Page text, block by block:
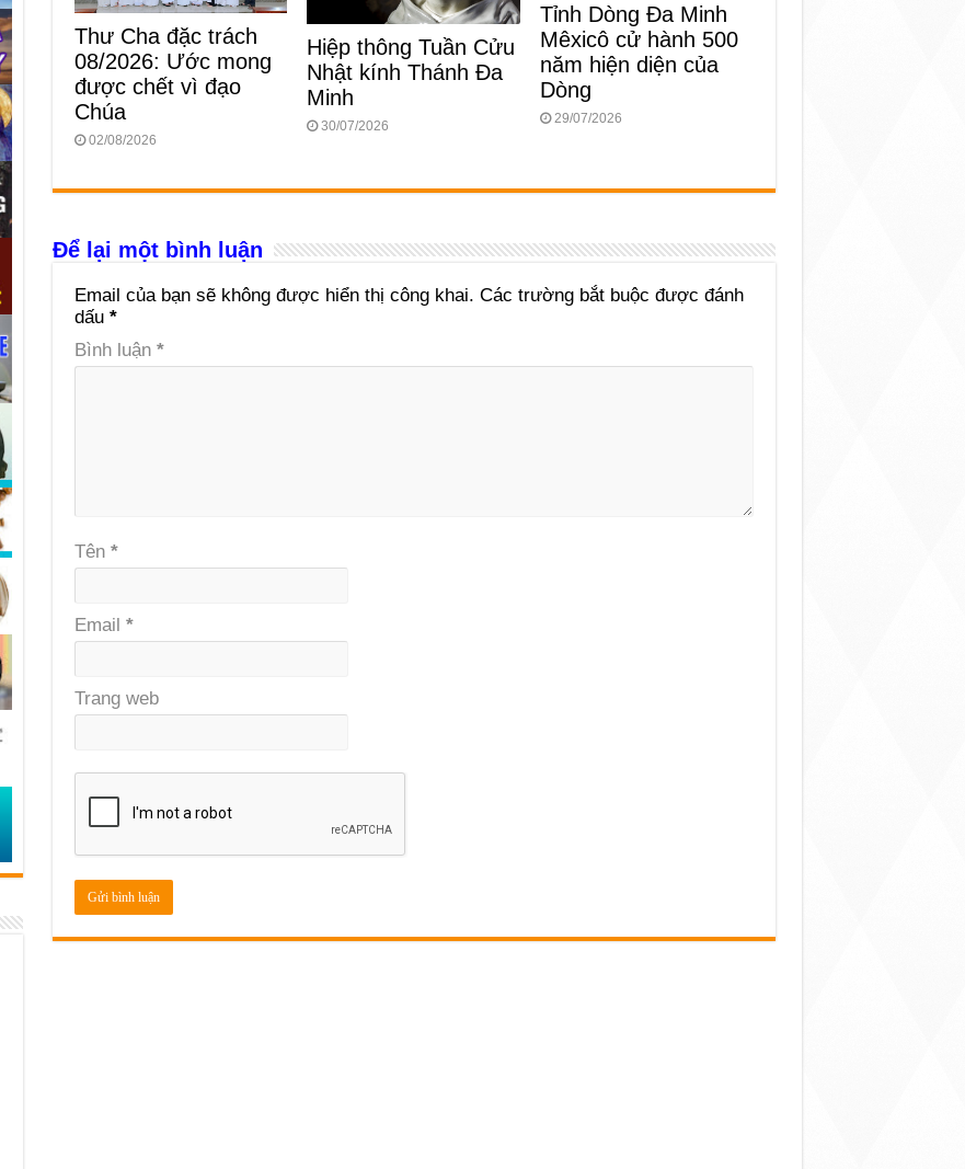
Thư Cha đặc trách
08/2026: Ước mong
được chết vì đạo
Chúa
02/08/2026
Hiệp thông Tuần Cửu
Nhật kính Thánh Đa
Minh
30/07/2026
Tỉnh Dòng Đa Minh
Mêxicô cử hành 500
năm hiện diện của
Dòng
29/07/2026
Để lại một bình luận
Email của bạn sẽ không được hiển thị công khai. Các trường bắt buộc được đánh
dấu *
Bình luận *
Tên *
Email *
Trang web